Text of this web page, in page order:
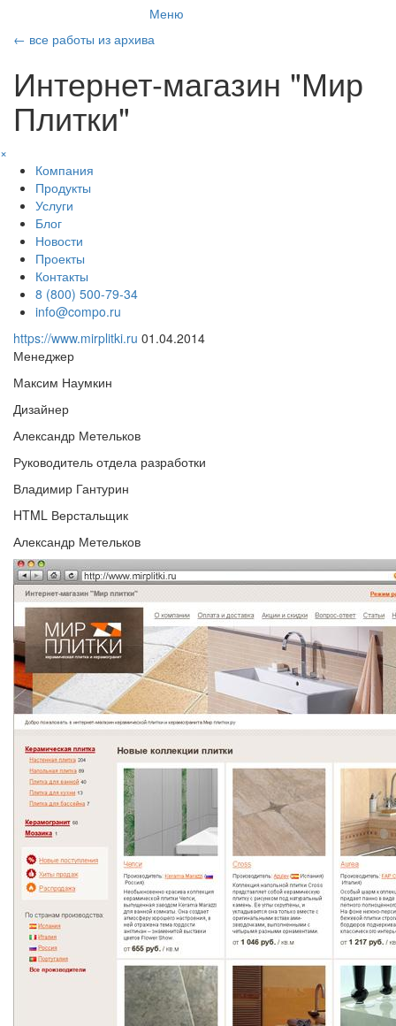
Меню
← все работы из архива
Интернет-магазин "Мир
Плитки"
×
Компания
Продукты
Услуги
Блог
Новости
Проекты
Контакты
8 (800) 500-79-34
info@compo.ru
https://www.mirplitki.ru 01.04.2014
Менеджер
Максим Наумкин
Дизайнер
Александр Метельков
Руководитель отдела разработки
Владимир Гантурин
HTML Верстальщик
Александр Метельков